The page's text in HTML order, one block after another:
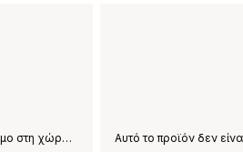
Αυτό το προϊόν δεν είναι διαθέσιμο στη χώρα παράδοσης που έχετε επιλέξει.